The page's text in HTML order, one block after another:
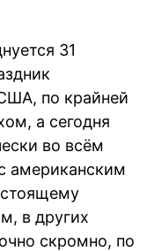
31
по крайней
а сегодня
во всём
американским
в других
скромно, по